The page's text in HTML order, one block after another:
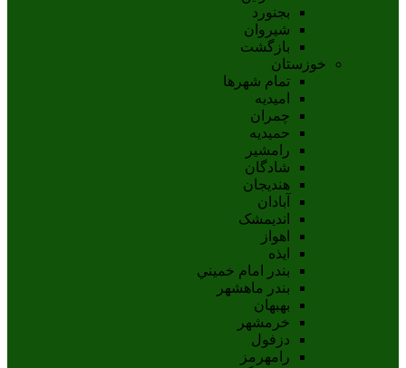
بجنورد
شيروان
بازگشت
خوزستان
تمام شهر‌ها
امیدیه
چمران
حمیدیه
رامشیر
شادگان
هندیجان
آبادان
انديمشک
اهواز
ايذه
بندر امام خميني
بندر ماهشهر
بهبهان
خرمشهر
دزفول
رامهرمز